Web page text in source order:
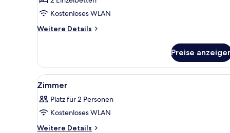
Room
Smoking
Kostenloses WLAN
Weitere Details
Weitere
Room
Smoking
Preise
Alle
Fotos
für
Zimmer
anzeigen
Ein ordentlich bezogenes
1
Zimmer
Platz für 2 Personen
Kostenloses WLAN
Weitere Details
Weitere